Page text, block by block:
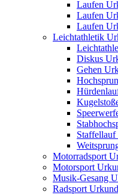
Laufen
Laufen
Laufen
Leichtathletik
Diskus
Gehen
Motorradsport
Motorsport
Musik-Gesang
Radsport